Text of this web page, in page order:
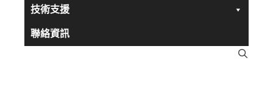
技術支援
聯絡資訊